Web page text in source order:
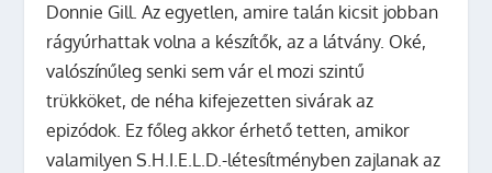
Donnie Gill. Az egyetlen, amire talán kicsit jobban
rágyúrhattak volna a készítők, az a látvány. Oké,
valószínűleg senki sem vár el mozi szintű
trükköket, de néha kifejezetten sivárak az
epizódok. Ez főleg akkor érhető tetten, amikor
valamilyen S.H.I.E.L.D.-létesítményben zajlanak az